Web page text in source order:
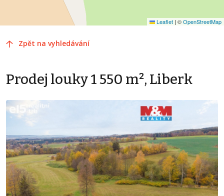
Leaflet | ©OpenStreetMap
Zpět na vyhledávání
Prodej louky 1 550 m², Liberk